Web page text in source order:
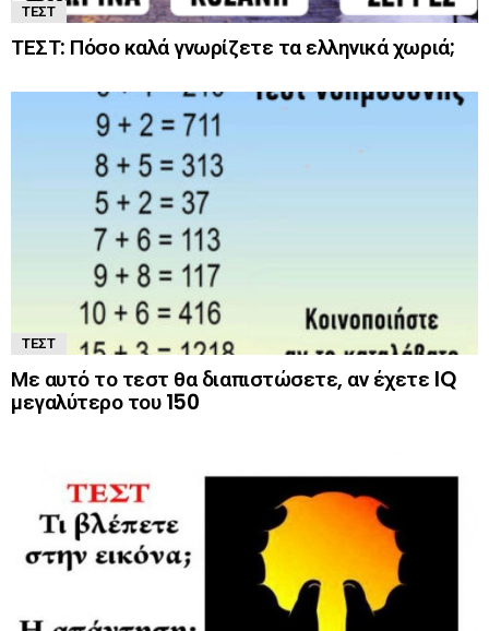
ΤΕΣΤ
ΤΕΣΤ: Πόσο καλά γνωρίζετε τα ελληνικά χωριά;
ΤΕΣΤ
Με αυτό το τεστ θα διαπιστώσετε, αν έχετε IQ
μεγαλύτερο του 150